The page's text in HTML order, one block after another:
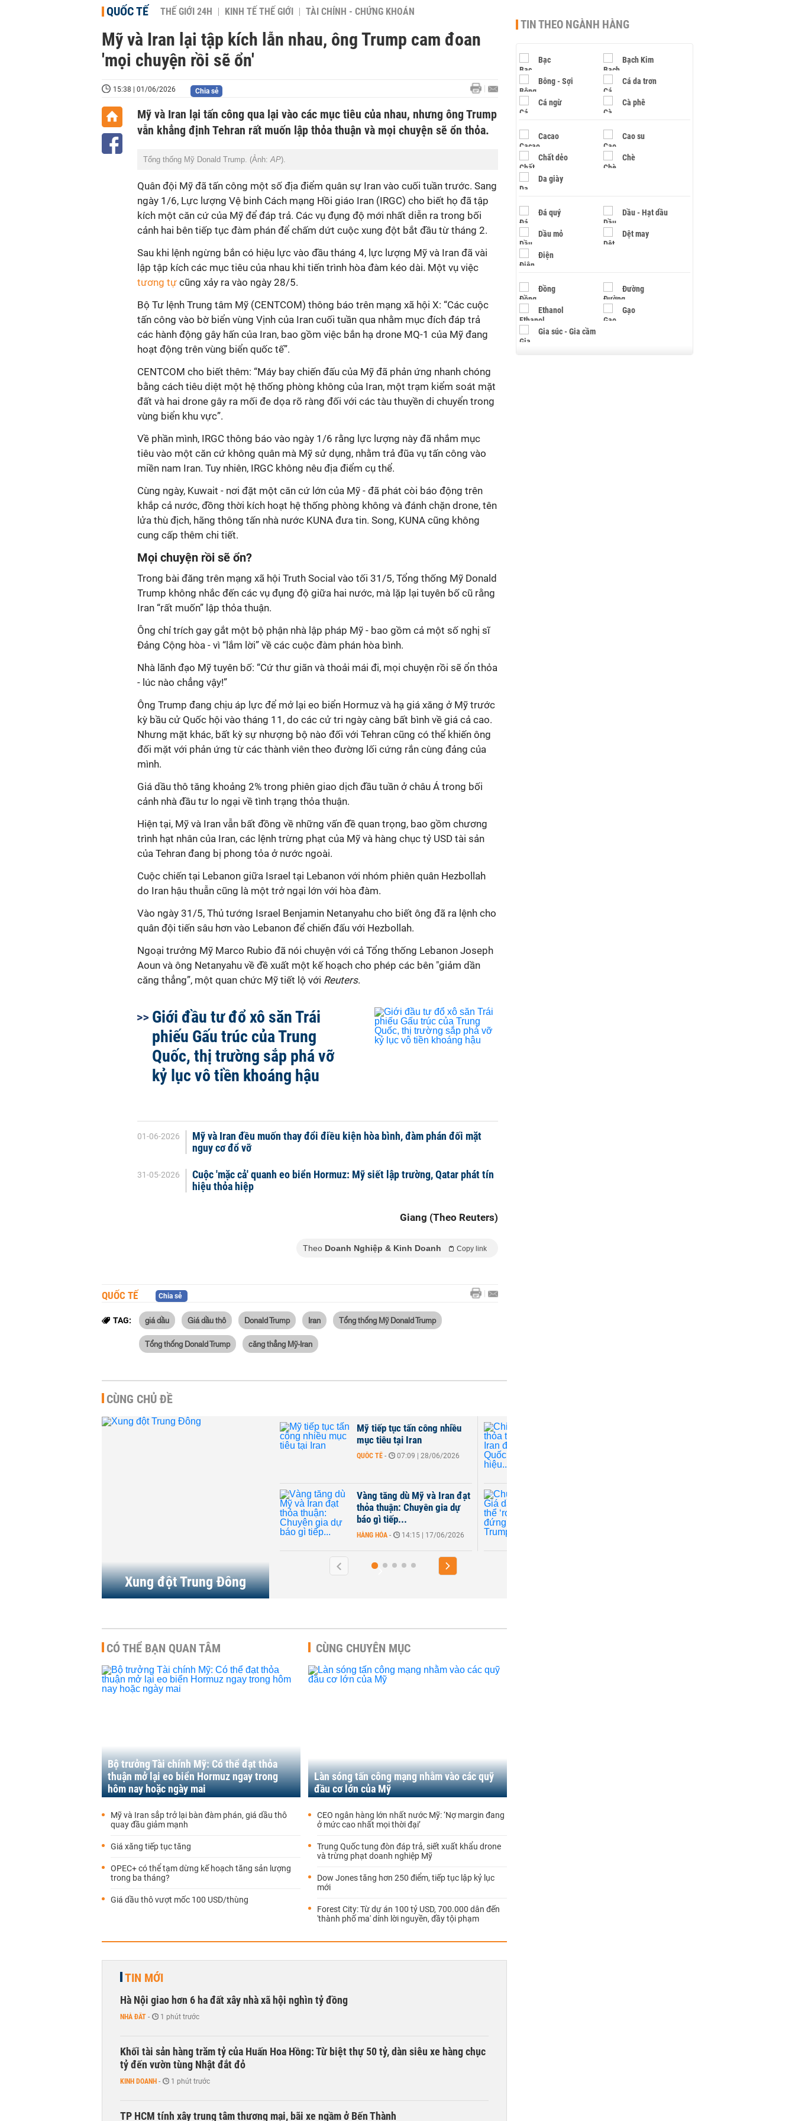
QUỐC TẾ THẾ GIỚI 24H KINH TẾ THẾ GIỚI TÀI CHÍNH - CHỨNG KHOÁN
Mỹ và Iran lại tập kích lẫn nhau, ông Trump cam đoan
'mọi chuyện rồi sẽ ổn'
15:38 | 01/06/2026 Chia sẻ
Mỹ và Iran lại tấn công qua lại vào các mục tiêu của nhau, nhưng ông Trump
vẫn khẳng định Tehran rất muốn lập thỏa thuận và mọi chuyện sẽ ổn thỏa.
Tổng thống Mỹ Donald Trump. (Ảnh:AP).
Quân đội Mỹ đã tấn công một số địa điểm quân sự Iran vào cuối tuần trước. Sang
ngày 1/6, Lực lượng Vệ binh Cách mạng Hồi giáo Iran (IRGC) cho biết họ đã tập
kích một căn cứ của Mỹ để đáp trả. Các vụ đụng độ mới nhất diễn ra trong bối
cảnh hai bên tiếp tục đàm phán để chấm dứt cuộc xung đột bắt đầu từ tháng 2.
Sau khi lệnh ngừng bắn có hiệu lực vào đầu tháng 4, lực lượng Mỹ và Iran đã vài
lập tập kích các mục tiêu của nhau khi tiến trình hòa đàm kéo dài. Một vụ việc
tương tự cũng xảy ra vào ngày 28/5.
Bộ Tư lệnh Trung tâm Mỹ (CENTCOM) thông báo trên mạng xã hội X: “Các cuộc
tấn công vào bờ biển vùng Vịnh của Iran cuối tuần qua nhằm mục đích đáp trả
các hành động gây hấn của Iran, bao gồm việc bắn hạ drone MQ-1 của Mỹ đang
hoạt động trên vùng biển quốc tế”.
CENTCOM cho biết thêm: “Máy bay chiến đấu của Mỹ đã phản ứng nhanh chóng
bằng cách tiêu diệt một hệ thống phòng không của Iran, một trạm kiểm soát mặt
đất và hai drone gây ra mối đe dọa rõ ràng đối với các tàu thuyền di chuyển trong
vùng biển khu vực”.
Về phần mình, IRGC thông báo vào ngày 1/6 rằng lực lượng này đã nhắm mục
tiêu vào một căn cứ không quân mà Mỹ sử dụng, nhằm trả đũa vụ tấn công vào
miền nam Iran. Tuy nhiên, IRGC không nêu địa điểm cụ thể.
Cùng ngày, Kuwait - nơi đặt một căn cứ lớn của Mỹ - đã phát còi báo động trên
khắp cả nước, đồng thời kích hoạt hệ thống phòng không và đánh chặn drone, tên
lửa thù địch, hãng thông tấn nhà nước KUNA đưa tin. Song, KUNA cũng không
cung cấp thêm chi tiết.
Mọi chuyện rồi sẽ ổn?
Trong bài đăng trên mạng xã hội Truth Social vào tối 31/5, Tổng thống Mỹ Donald
Trump không nhắc đến các vụ đụng độ giữa hai nước, mà lặp lại tuyên bố cũ rằng
Iran “rất muốn” lập thỏa thuận.
Ông chỉ trích gay gắt một bộ phận nhà lập pháp Mỹ - bao gồm cả một số nghị sĩ
Đảng Cộng hòa - vì “lắm lời” về các cuộc đàm phán hòa bình.
Nhà lãnh đạo Mỹ tuyên bố: “Cứ thư giãn và thoải mái đi, mọi chuyện rồi sẽ ổn thỏa
- lúc nào chẳng vậy!”
Ông Trump đang chịu áp lực để mở lại eo biển Hormuz và hạ giá xăng ở Mỹ trước
kỳ bầu cử Quốc hội vào tháng 11, do các cử tri ngày càng bất bình về giá cả cao.
Nhưng mặt khác, bất kỳ sự nhượng bộ nào đối với Tehran cũng có thể khiến ông
đối mặt với phản ứng từ các thành viên theo đường lối cứng rắn cùng đảng của
mình.
Giá dầu thô tăng khoảng 2% trong phiên giao dịch đầu tuần ở châu Á trong bối
cảnh nhà đầu tư lo ngại về tình trạng thỏa thuận.
Hiện tại, Mỹ và Iran vẫn bất đồng về những vấn đề quan trọng, bao gồm chương
trình hạt nhân của Iran, các lệnh trừng phạt của Mỹ và hàng chục tỷ USD tài sản
của Tehran đang bị phong tỏa ở nước ngoài.
Cuộc chiến tại Lebanon giữa Israel tại Lebanon với nhóm phiên quân Hezbollah
do Iran hậu thuẫn cũng là một trở ngại lớn với hòa đàm.
Vào ngày 31/5, Thủ tướng Israel Benjamin Netanyahu cho biết ông đã ra lệnh cho
quân đội tiến sâu hơn vào Lebanon để chiến đấu với Hezbollah.
Ngoại trưởng Mỹ Marco Rubio đã nói chuyện với cả Tổng thống Lebanon Joseph
Aoun và ông Netanyahu về đề xuất một kế hoạch cho phép các bên "giảm dần
căng thẳng”, một quan chức Mỹ tiết lộ với Reuters.
Giới đầu tư đổ xô săn Trái
phiếu Gấu trúc của Trung
Quốc, thị trường sắp phá vỡ
kỷ lục vô tiền khoáng hậu
01-06-2026
Mỹ và Iran đều muốn thay đổi điều kiện hòa bình, đàm phán đối mặt
nguy cơ đổ vỡ
31-05-2026
Cuộc 'mặc cả' quanh eo biển Hormuz: Mỹ siết lập trường, Qatar phát tín
hiệu thỏa hiệp
Giang (Theo Reuters)
Theo Doanh Nghiệp & Kinh Doanh Copy link
QUỐC TẾ Chia sẻ
TAG: giá dầu Giá dầu thô Donald Trump Iran Tổng thống Mỹ Donald Trump
Tổng thống Donald Trump căng thẳng Mỹ-Iran
CÙNG CHỦ ĐỀ
Xung đột Trung Đông
Mỹ tiếp tục tấn công nhiều
mục tiêu tại Iran
Vàng tăng dù Mỹ và Iran đạt
thỏa thuận: Chuyên gia dự
báo gì tiếp...
14:15 | 17/06/2026
Chi tiết mới về thỏa thuận
Mỹ - Iran được hé lộ, Quốc
hội Mỹ báo hiệu...
08:00 | 17/06/2026
Chuyên gia: Giá dầu không
thể ‘rơi thẳng đứng’ như ông
Trump từng hứa
QUỐC TẾ 19:00 | 16/06/2026
CÓ THỂ BẠN QUAN TÂM
Bộ trưởng Tài chính Mỹ: Có thể đạt thỏa
thuận mở lại eo biển Hormuz ngay trong
hôm nay hoặc ngày mai
Mỹ và Iran sắp trở lại bàn đàm phán, giá dầu thô
quay đầu giảm mạnh
Giá xăng tiếp tục tăng
OPEC+ có thể tạm dừng kế hoạch tăng sản lượng
trong ba tháng?
Giá dầu thô vượt mốc 100 USD/thùng
CÙNG CHUYÊN MỤC
Làn sóng tấn công mạng nhằm vào các quỹ
đầu cơ lớn của Mỹ
CEO ngân hàng lớn nhất nước Mỹ: ‘Nợ margin đang
ở mức cao nhất mọi thời đại’
Trung Quốc tung đòn đáp trả, siết xuất khẩu drone
và trừng phạt doanh nghiệp Mỹ
Dow Jones tăng hơn 250 điểm, tiếp tục lập kỷ lục
mới
Forest City: Từ dự án 100 tỷ USD, 700.000 dân đến
'thành phố ma' dính lời nguyền, đầy tội phạm
TIN MỚI
Hà Nội giao hơn 6 ha đất xây nhà xã hội nghìn tỷ đồng
NHÀ ĐẤT - 1 phút trước
Khối tài sản hàng trăm tỷ của Huấn Hoa Hồng: Từ biệt thự 50 tỷ, dàn siêu xe hàng chục
tỷ đến vườn tùng Nhật đắt đỏ
KINH DOANH - 1 phút trước
TP HCM tính xây trung tâm thương mại, bãi xe ngầm ở Bến Thành
TIN THEO NGÀNH HÀNG
Bạc Bạch Kim
Bông - Sợi Cá da trơn
Cá ngừ Cà phê
Cacao Cao su
Chất dẻo Chè
Da giày
Đá quý Dầu - Hạt dầu
Dầu mỏ Dệt may
Điện
Đồng Đường
Ethanol Gạo
Gia súc - Gia cầm